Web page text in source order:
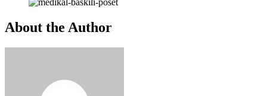
About the Author